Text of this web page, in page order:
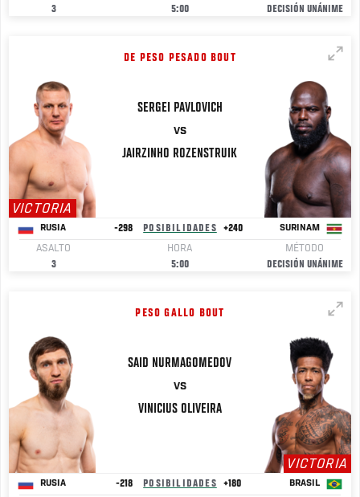
3
5:00
DECISIÓN UNÁNIME
DE PESO PESADO BOUT
VICTORIA
SERGEI PAVLOVICH
VS
JAIRZINHO ROZENSTRUIK
RUSIA -298 POSIBILIDADES +240 SURINAM
ASALTO
3
HORA
5:00
MÉTODO
DECISIÓN UNÁNIME
PESO GALLO BOUT
SAID NURMAGOMEDOV
VS
VINICIUS OLIVEIRA
VICTORIA
RUSIA -218 POSIBILIDADES +180 BRASIL